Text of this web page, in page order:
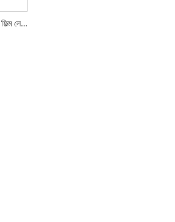
আধা-স্বয়ংক্রিয় প্রি-লেপ ফিল্ম লেমিনেটিং মেশিন